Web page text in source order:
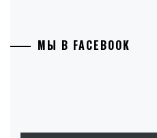
МЫ В FACEBOOK